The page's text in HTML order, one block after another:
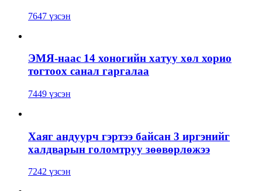
7647 үзсэн
ЭМЯ-наас 14 хоногийн хатуу хөл хорио
тогтоох санал гаргалаа
7449 үзсэн
Хаяг андуурч гэртээ байсан 3 иргэнийг
халдварын голомтруу зөөвөрлөжээ
7242 үзсэн